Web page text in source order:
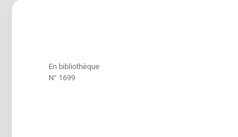
En bibliothèque
N° 1699